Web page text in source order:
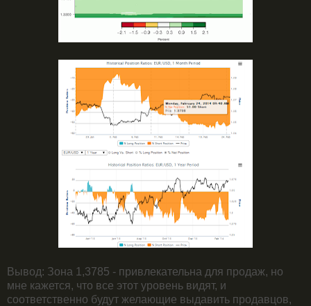
Вывод: Зона 1,3785 - привлекательна для продаж, но
мне кажется, что все этот уровень видят, и
соответственно будут желающие выдавить продавцов,